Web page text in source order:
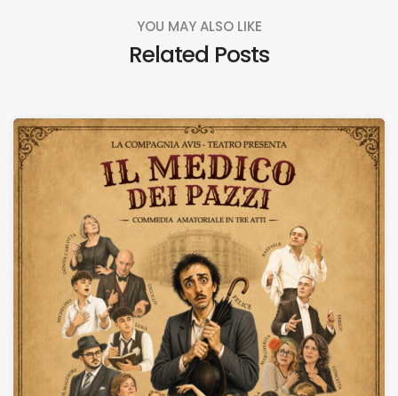
YOU MAY ALSO LIKE
Related Posts